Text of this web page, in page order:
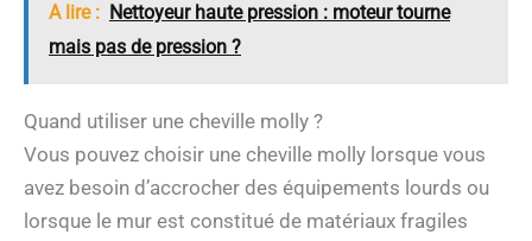
A lire : Nettoyeur haute pression : moteur tourne
mais pas de pression ?
Quand utiliser une cheville molly ?
Vous pouvez choisir une cheville molly lorsque vous
avez besoin d’accrocher des équipements lourds ou
lorsque le mur est constitué de matériaux fragiles